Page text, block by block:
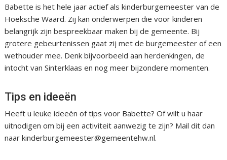
Babette is het hele jaar actief als kinderburgemeester van de
Hoeksche Waard. Zij kan onderwerpen die voor kinderen
belangrijk zijn bespreekbaar maken bij de gemeente. Bij
grotere gebeurtenissen gaat zij met de burgemeester of een
wethouder mee. Denk bijvoorbeeld aan herdenkingen, de
intocht van Sinterklaas en nog meer bijzondere momenten.
Tips en ideeën
Heeft u leuke ideeën of tips voor Babette? Of wilt u haar
uitnodigen om bij een activiteit aanwezig te zijn? Mail dit dan
naar kinderburgemeester@gemeentehw.nl.